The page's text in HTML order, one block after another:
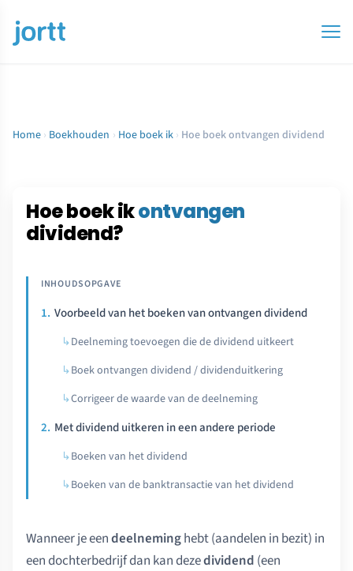
Home › Boekhouden › Hoe boek ik › Hoe boek ontvangen dividend
Hoe boek ikontvangen
dividend?
Voorbeeld van het boeken van ontvangen dividend
Deelneming toevoegen die de dividend uitkeert
Boek ontvangen dividend / dividenduitkering
Corrigeer de waarde van de deelneming
Met dividend uitkeren in een andere periode
Boeken van het dividend
Boeken van de banktransactie van het dividend
Wanneer je eendeelneminghebt (aandelen in bezit) in
een dochterbedrijf dan kan dezedividend (een